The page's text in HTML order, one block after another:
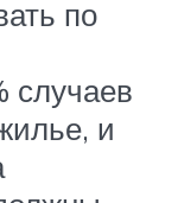
по
случаев
и